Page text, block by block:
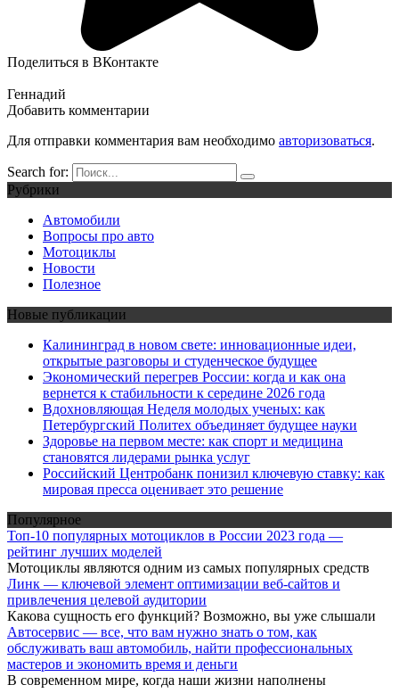
Поделиться в ВКонтакте
Геннадий
Добавить комментарии
Для отправки комментария вам необходимо авторизоваться.
Search for:
Рубрики
Автомобили
Вопросы про авто
Мотоциклы
Новости
Полезное
Новые публикации
Калининград в новом свете: инновационные идеи,
открытые разговоры и студенческое будущее
Экономический перегрев России: когда и как она
вернется к стабильности к середине 2026 года
Вдохновляющая Неделя молодых ученых: как
Петербургский Политех объединяет будущее науки
Здоровье на первом месте: как спорт и медицина
становятся лидерами рынка услуг
Российский Центробанк понизил ключевую ставку: как
мировая пресса оценивает это решение
Популярное
Топ-10 популярных мотоциклов в России 2023 года —
рейтинг лучших моделей
Мотоциклы являются одним из самых популярных средств
Линк — ключевой элемент оптимизации веб-сайтов и
привлечения целевой аудитории
Какова сущность его функций? Возможно, вы уже слышали
Автосервис — все, что вам нужно знать о том, как
обслуживать ваш автомобиль, найти профессиональных
мастеров и экономить время и деньги
В современном мире, когда наши жизни наполнены